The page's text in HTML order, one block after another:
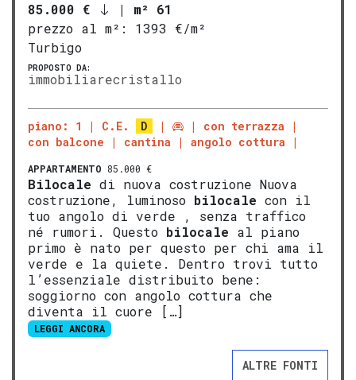
85.000 € | m² 61
prezzo al m²:
1393 €/m²
Turbigo
PROPOSTO DA:
immobiliarecristallo
piano: 1 C.E. D
con terrazza
con balcone
cantina angolo cottura
APPARTAMENTO 85.000 €
Bilocale di nuova costruzione Nuova
costruzione, luminoso bilocale con il
tuo angolo di verde , senza traffico
né rumori. Questo bilocale al piano
primo è nato per questo per chi ama il
verde e la quiete. Dentro trovi tutto
l’essenziale distribuito bene:
soggiorno con angolo cottura che
diventa il cuore […]
LEGGI ANCORA
ALTRE FONTI